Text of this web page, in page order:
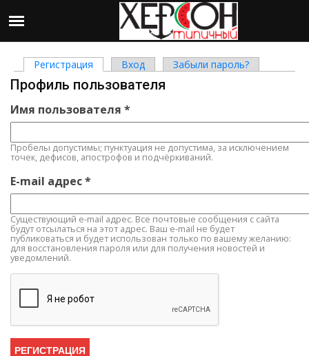
Главные вкладки
Регистрация (активная вкладка)
Вход Забыли пароль?
Профиль пользователя
Имя пользователя *
Пробелы допустимы; пунктуация не допустима, за исключением
точек, дефисов, апострофов и подчёркиваний.
E-mail адрес*
Существующий e-mail адрес. Все почтовые сообщения с сайта
будут отсылаться на этот адрес. Ваш e-mail не будет
публиковаться и будет использован только по вашему желанию:
для восстановления пароля или для получения новостей и
уведомлений.